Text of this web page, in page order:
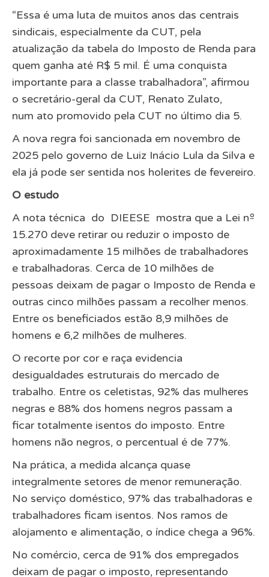
“Essa é uma luta de muitos anos das centrais
sindicais, especialmente da CUT, pela
atualização da tabela do Imposto de Renda para
quem ganha até R$ 5 mil. É uma conquista
importante para a classe trabalhadora”, afirmou
o secretário-geral da CUT, Renato Zulato,
num ato promovido pela CUT no último dia 5.
A nova regra foi sancionada em novembro de
2025 pelo governo de Luiz Inácio Lula da Silva e
ela já pode ser sentida nos holerites de fevereiro.
O estudo
A nota técnica do DIEESE mostra que a Lei nº
15.270 deve retirar ou reduzir o imposto de
aproximadamente 15 milhões de trabalhadores
e trabalhadoras. Cerca de 10 milhões de
pessoas deixam de pagar o Imposto de Renda e
outras cinco milhões passam a recolher menos.
Entre os beneficiados estão 8,9 milhões de
homens e 6,2 milhões de mulheres.
O recorte por cor e raça evidencia
desigualdades estruturais do mercado de
trabalho. Entre os celetistas, 92% das mulheres
negras e 88% dos homens negros passam a
ficar totalmente isentos do imposto. Entre
homens não negros, o percentual é de 77%.
Na prática, a medida alcança quase
integralmente setores de menor remuneração.
No serviço doméstico, 97% das trabalhadoras e
trabalhadores ficam isentos. Nos ramos de
alojamento e alimentação, o índice chega a 96%.
No comércio, cerca de 91% dos empregados
deixam de pagar o imposto, representando